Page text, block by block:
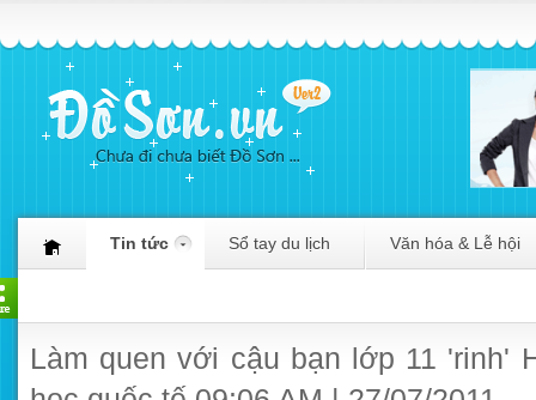
Tin tức Sổ tay du lịch Văn hóa & Lễ hội
Làm quen với cậu bạn lớp 11 'rinh'